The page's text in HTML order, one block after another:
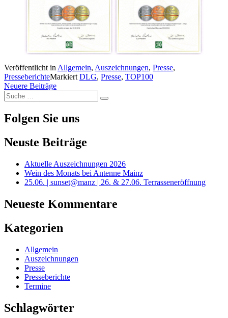
Veröffentlicht inAllgemein, Auszeichnungen, Presse,
PresseberichteMarkiertDLG, Presse, TOP100
Beitragsnavigation
Neuere Beiträge
Suche
nach:
Suche
Folgen Sie uns
Neuste Beiträge
Aktuelle Auszeichnungen 2026
Wein des Monats bei Antenne Mainz
25.06. | sunset@manz | 26. & 27.06. Terrasseneröffnung
Neueste Kommentare
Kategorien
Allgemein
Auszeichnungen
Presse
Presseberichte
Termine
Schlagwörter